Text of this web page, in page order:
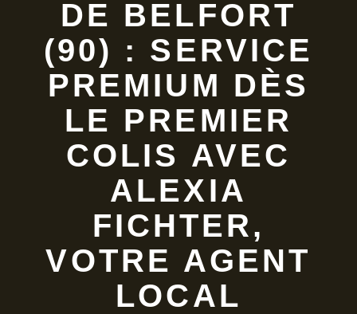
DE BELFORT
(90) : SERVICE
PREMIUM DÈS
LE PREMIER
COLIS AVEC
ALEXIA
FICHTER,
VOTRE AGENT
LOCAL